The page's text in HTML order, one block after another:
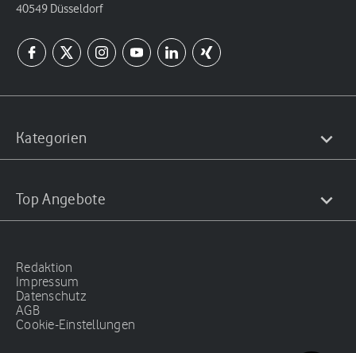
40549 Düsseldorf
Kategorien
Top Angebote
Redaktion
Impressum
Datenschutz
AGB
Cookie-Einstellungen